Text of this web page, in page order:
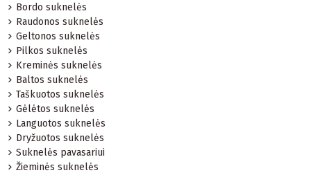
Bordo suknelės
Raudonos suknelės
Geltonos suknelės
Pilkos suknelės
Kreminės suknelės
Baltos suknelės
Taškuotos suknelės
Gėlėtos suknelės
Languotos suknelės
Dryžuotos suknelės
Suknelės pavasariui
Žieminės suknelės